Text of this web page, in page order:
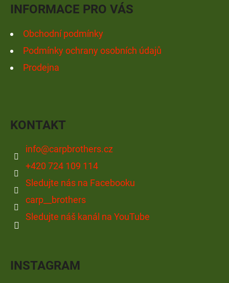
INFORMACE PRO VÁS
Obchodní podmínky
Podmínky ochrany osobních údajů
Prodejna
KONTAKT
info@carpbrothers.cz
+420 724 109 114
Sledujte nás na Facebooku
carp__brothers
Sledujte náš kanál na YouTube
INSTAGRAM